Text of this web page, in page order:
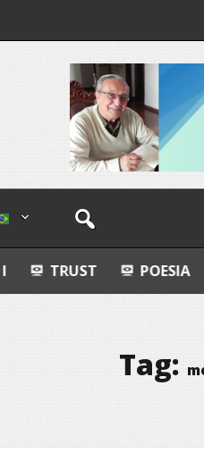
POESIA ESFERAS,
Tag: